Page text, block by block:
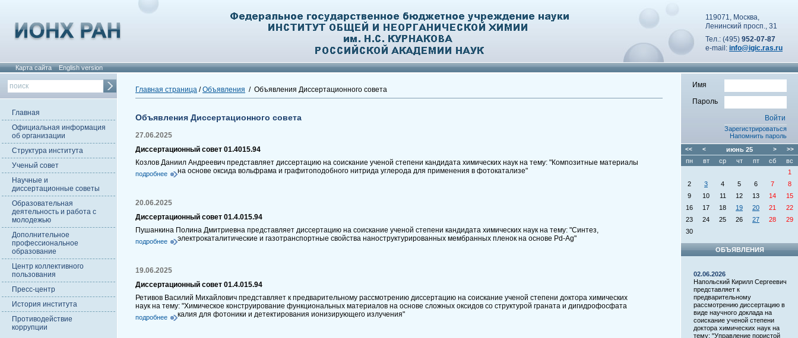
119071, Москва,
Ленинский просп., 31
Тел.: (495) 952-07-87
e-mail: info@igic.ras.ru
Карта сайта English version
Главная
Официальная информация
об организации
Структура института
Ученый совет
Научные и
диссертационные советы
Образовательная
деятельность и работа с
молодежью
Дополнительное
профессиональное
образование
Центр коллективного
пользования
Пресс-центр
История института
Противодействие
коррупции
Главная страница /Объявления / Объявления Диссертационного совета
Объявления Диссертационного совета
27.06.2025
Диссертационный совет 01.4015.94
Козлов Даниил Андреевич представляет диссертацию на соискание ученой степени кандидата химических наук на тему: "Композитные материалы
на основе оксида вольфрама и графитоподобного нитрида углерода для применения в фотокатализе"
подробнее
20.06.2025
Диссертационный совет 01.4.015.94
Пушанкина Полина Дмитриевна представляет диссертацию на соискание ученой степени кандидата химических наук на тему: "Синтез,
электрокаталитические и газотранспортные свойства наноструктурированных мембранных пленок на основе Pd-Ag"
подробнее
19.06.2025
Диссертационный совет 01.4.015.94
Ретивов Василий Михайлович представляет к предварительному рассмотрению диссертацию на соискание ученой степени доктора химических
наук на тему: "Химическое конструирование функциональных материалов на основе сложных оксидов со структурой граната и дигидрофосфата
калия для фотоники и детектирования ионизирующего излучения"
подробнее
Имя
Пароль
Зарегистрироваться
Напомнить пароль
<< < июнь 25 > >>
пн вт ср чт пт сб
вс
1
2
3 4 5 6 7
8
9
10 11 12 13 14
15
16
17 18 19 20 21
22
23
24 25 26 27 28
29
30
ОБЪЯВЛЕНИЯ
02.06.2026
Напольский Кирилл Сергеевич
представляет к
предварительному
рассмотрению диссертацию в
виде научного доклада на
соискание ученой степени
доктора химических наук на
тему: "Управление пористой